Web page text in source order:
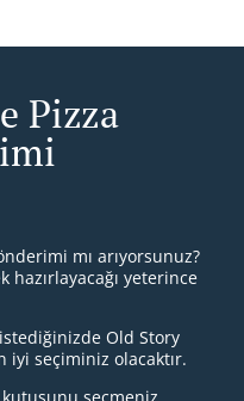
Pizza
mı arıyorsunuz?
hazırlayacağı yeterince
Old Story
iyi seçiminiz olacaktır.